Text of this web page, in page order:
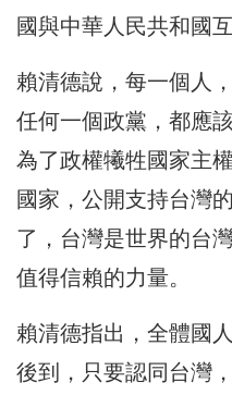
國與中華人民共和國
賴清德說，每一個人
任何一個政黨，都應
為了政權犧牲國家主
國家，公開支持台灣
了，台灣是世界的台
值得信賴的力量。
賴清德指出，全體國
後到，只要認同台灣